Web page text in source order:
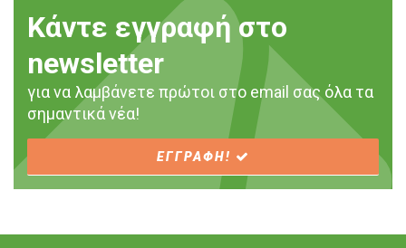
Κάντε εγγραφή στο
newsletter
για να λαμβάνετε πρώτοι στο email σας όλα τα
σημαντικά νέα!
ΕΓΓΡΑΦΗ!